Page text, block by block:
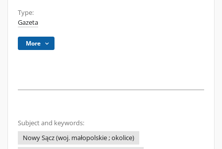
Type:
Gazeta
More
Subject and keywords:
Nowy Sącz (woj. małopolskie ; okolice)